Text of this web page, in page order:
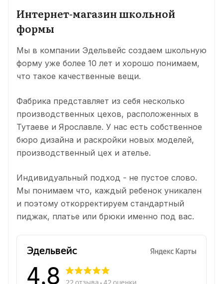
Интернет-магазин школьной
формы
Мы в компании Эдельвейс создаем школьную
форму уже более 10 лет и хорошо понимаем,
что такое качественные вещи.
Фабрика представляет из себя несколько
производственных цехов, расположенных в
Тутаеве и Ярославле. У нас есть собственное
бюро дизайна и раскройки новых моделей,
производственный цех и ателье.
Индивидуальный подход - не пустое слово.
Мы понимаем что, каждый ребенок уникален
и поэтому откорректируем стандартный
пиджак, платье или брюки именно под вас.